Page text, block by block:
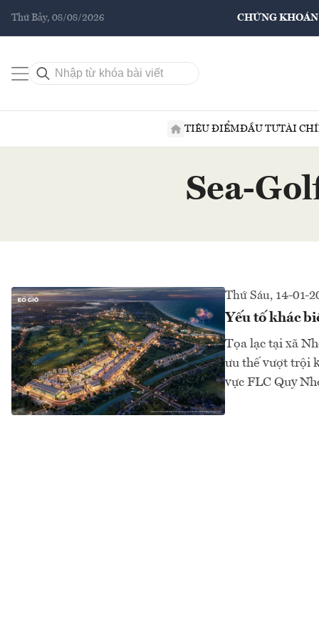
Thứ Bảy, 08/08/2026 CHỨNG KHOÁN
TIÊU ĐIỂMĐẦU TƯTÀI
Sea-
Thứ Sáu, 14-01-
Yếu tố khác
Tọa lạc tại xã
ưu thế vượt trội
vực FLC Quy